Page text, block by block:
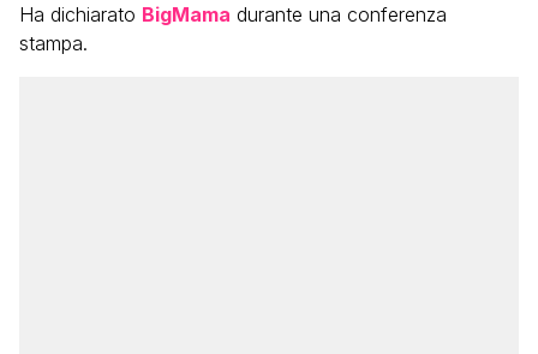
Ha dichiarato BigMama durante una conferenza
stampa.